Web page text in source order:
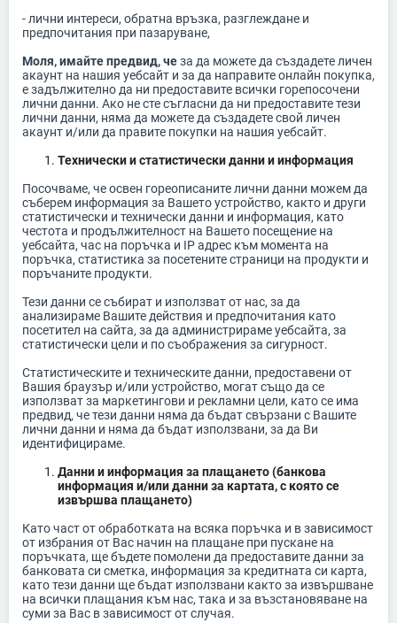
- лични интереси, обратна връзка, разглеждане и
предпочитания при пазаруване,
Моля, имайте предвид, чеза да можете да създадете личен
акаунт на нашия уебсайт и за да направите онлайн покупка,
е задължително да ни предоставите всички горепосочени
лични данни. Ако не сте съгласни да ни предоставите тези
лични данни, няма да можете да създадете свой личен
акаунт и/или да правите покупки на нашия уебсайт.
Технически и статистически данни и информация
Посочваме, че освен гореописаните лични данни можем да
съберем информация за Вашето устройство, както и други
статистически и технически данни и информация, като
честота и продължителност на Вашето посещение на
уебсайта, час на поръчка и IP адрес към момента на
поръчка, статистика за посетените страници на продукти и
поръчаните продукти.
Тези данни се събират и използват от нас, за да
анализираме Вашите действия и предпочитания като
посетител на сайта, за да администрираме уебсайта, за
статистически цели и по съображения за сигурност.
Статистическите и техническите данни, предоставени от
Вашия браузър и/или устройство, могат също да се
използват за маркетингови и рекламни цели, като се има
предвид, че тези данни няма да бъдат свързани с Вашите
лични данни и няма да бъдат използвани, за да Ви
идентифицираме.
Данни и информация за плащането (банкова
информация и/или данни за картата, с която се
извършва плащането)
Като част от обработката на всяка поръчка и в зависимост
от избрания от Вас начин на плащане при пускане на
поръчката, ще бъдете помолени да предоставите данни за
банковата си сметка, информация за кредитната си карта,
като тези данни ще бъдат използвани както за извършване
на всички плащания към нас, така и за възстановяване на
суми за Вас в зависимост от случая.